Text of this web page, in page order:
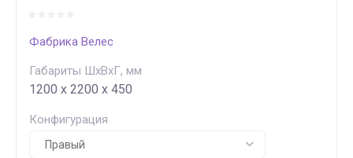
Фабрика Велес
Габариты ШхВхГ, мм
1200 х 2200 х 450
Конфигурация